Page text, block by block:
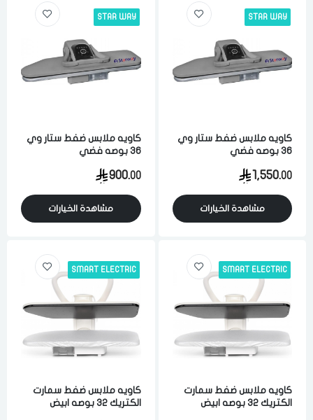
STAR WAY
كاويه ملابس ضفط ستار وي
36 بوصه فضي
1,550.00
مشاهدة الخيارات
STAR WAY
كاويه ملابس ضفط ستار وي
36 بوصه فضي
900.00
مشاهدة الخيارات
SMART ELECTRIC
كاويه ملابس ضفط سمارت
الكتريك 32 بوصه ابيض
SMART ELECTRIC
كاويه ملابس ضفط سمارت
الكتريك 32 بوصه ابيض